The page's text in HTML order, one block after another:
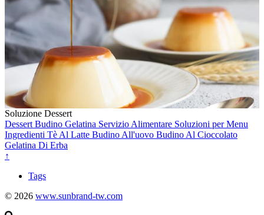
Soluzione Dessert
Dessert Budino Gelatina Servizio Alimentare Soluzioni per Menu
Ingredienti Tè Al Latte Budino All'uovo Budino Al Cioccolato
Gelatina Di Erba
↑
Tags
© 2026 www.sunbrand-tw.com